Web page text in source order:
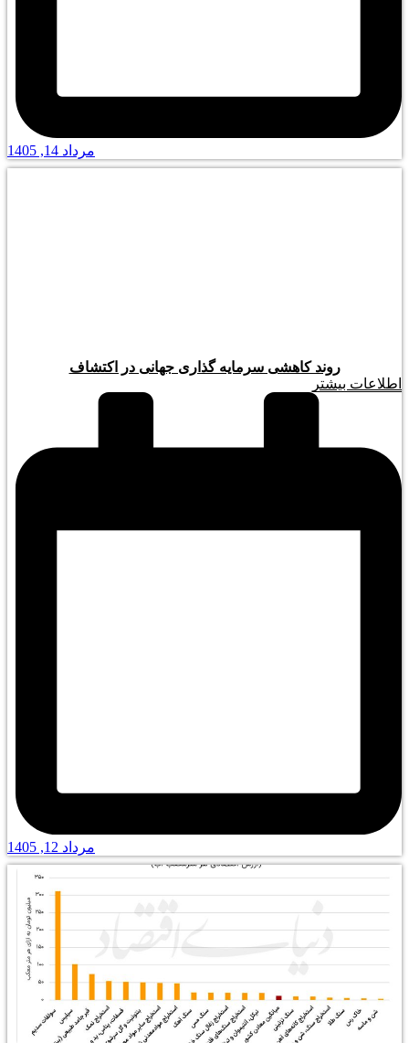
مرداد 14, 1405
روند کاهشی سرمایه گذاری جهانی در اکتشاف
اطلاعات بیشتر
مرداد 12, 1405